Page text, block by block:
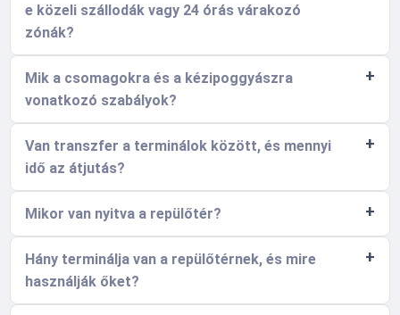
e közeli szállodák vagy 24 órás várakozó
zónák?
Mik a csomagokra és a kézipoggyászra
vonatkozó szabályok?
Van transzfer a terminálok között, és mennyi
idő az átjutás?
Mikor van nyitva a repülőtér?
Hány terminálja van a repülőtérnek, és mire
használják őket?